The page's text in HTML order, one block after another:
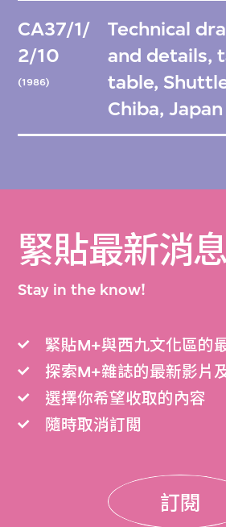
CA37/1/
2/10
(1986)
Technical
and details,
table,
Chiba, Japan
緊貼最新消息
Stay in the know!
緊貼M+與西九文化區的
探索M+雜誌的最新影片
選擇你希望收取的內容
隨時取消訂閲
訂閱